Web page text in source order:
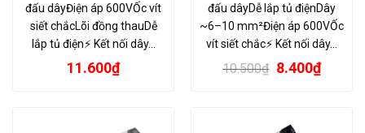
đấu dâyĐiện áp 600VỐc vít
siết chắcLõi đồng thauDễ
lắp tủ điện⚡ Kết nối dây…
11.600₫
đấu dâyDễ lắp tủ điệnDây
~6–10 mm²Điện áp 600VỐc
vít siết chắc⚡ Kết nối dây…
10.500₫ Giá
8.400₫Giá
hiện